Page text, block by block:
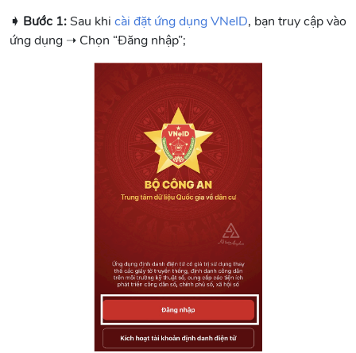
➧ Bước 1:Sau khi cài đặt ứng dụng VNeID, bạn truy cập vào
ứng dụng ➝ Chọn “Đăng nhập”;